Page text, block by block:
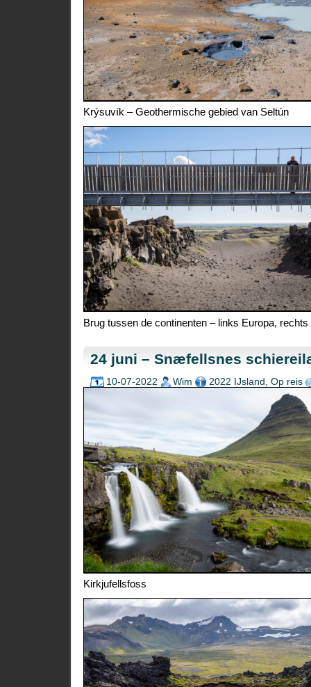
Krýsuvík – Geothermische gebied van Seltún
Brug tussen de continenten – links Europa,
24 juni – Snæfellsnes
10-07-2022 Wim 2022 IJsland , Op reis
Kirkjufellsfoss